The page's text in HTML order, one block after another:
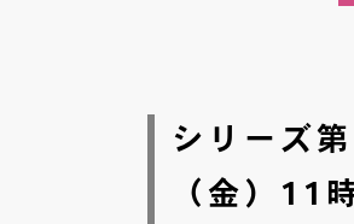
シリーズ
（金）11